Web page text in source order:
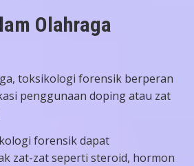
Olahraga
toksikologi forensik berperan
penggunaan doping atau zat
forensik dapat
zat-zat seperti steroid, hormon